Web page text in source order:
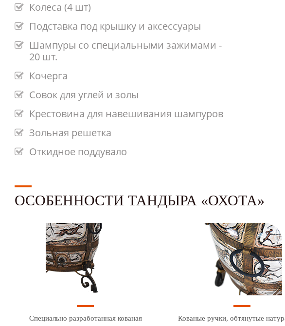
Колеса (4 шт)
Подставка под крышку и аксессуары
Шампуры со специальными зажимами -
20 шт.
Кочерга
Совок для углей и золы
Крестовина для навешивания шампуров
Зольная решетка
Откидное поддувало
ОСОБЕННОСТИ ТАНДЫРА «ОХОТА»
Специально разработанная кованая
Кованые ручки, обтянутые